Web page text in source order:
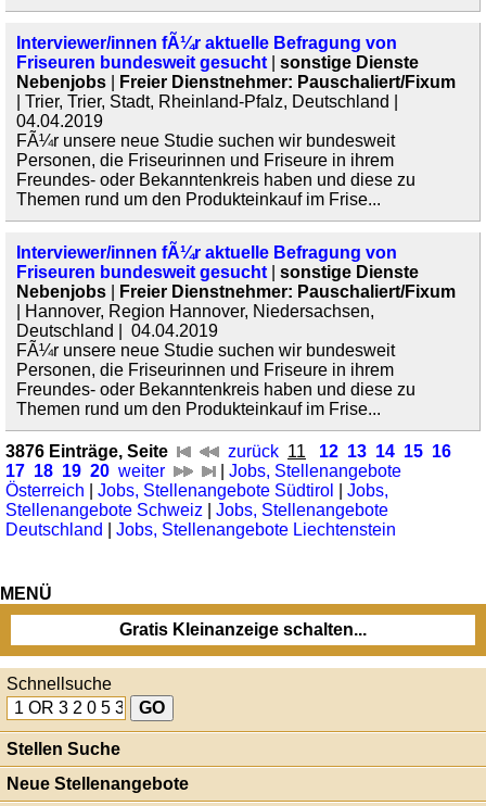
Interviewer/innen fÃ¼r aktuelle Befragung von
Friseuren bundesweit gesucht
sonstige Dienste
Nebenjobs
Freier Dienstnehmer: Pauschaliert/Fixum
| Trier, Trier, Stadt, Rheinland-Pfalz, Deutschland |
04.04.2019
FÃ¼r unsere neue Studie suchen wir bundesweit
Personen, die Friseurinnen und Friseure in ihrem
Freundes- oder Bekanntenkreis haben und diese zu
Themen rund um den Produkteinkauf im Frise...
Interviewer/innen fÃ¼r aktuelle Befragung von
Friseuren bundesweit gesucht
sonstige Dienste
Nebenjobs
Freier Dienstnehmer: Pauschaliert/Fixum
| Hannover, Region Hannover, Niedersachsen,
Deutschland | 04.04.2019
FÃ¼r unsere neue Studie suchen wir bundesweit
Personen, die Friseurinnen und Friseure in ihrem
Freundes- oder Bekanntenkreis haben und diese zu
Themen rund um den Produkteinkauf im Frise...
3876 Einträge, Seite zurück 11 12 13 14 15 16
17 18 19 20 weiter
Jobs, Stellenangebote
Österreich
Jobs, Stellenangebote Südtirol
Jobs,
Stellenangebote Schweiz
Jobs, Stellenangebote
Deutschland
Jobs, Stellenangebote Liechtenstein
MENÜ
Gratis Kleinanzeige schalten...
Schnellsuche
Stellen Suche
Neue Stellenangebote